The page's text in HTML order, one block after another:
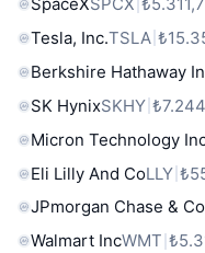
Tesla, Inc.TSLA
Berkshire Hathaway
SK HynixSKHY
Micron Technology
Eli Lilly And CoLLY
JPmorgan Chase & Co
Walmart IncWMT